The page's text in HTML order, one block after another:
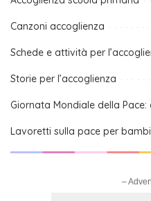
Canzoni accoglienza
Schede e attività per
Storie per l’accoglienza
Giornata Mondiale della
Lavoretti sulla pace per
–